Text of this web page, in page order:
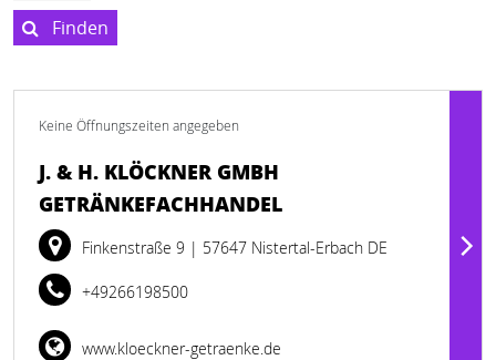
Finden
Keine Öffnungszeiten angegeben
J. & H. KLÖCKNER GMBH
GETRÄNKEFACHHANDEL
Finkenstraße 9 | 57647 Nistertal-Erbach DE
+49266198500
www.kloeckner-getraenke.de